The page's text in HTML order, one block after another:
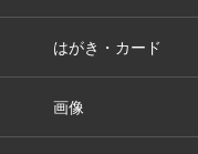
はがき・カード
画像